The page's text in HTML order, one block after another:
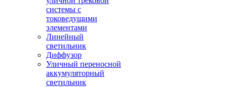
системы с
токоведущими
элементами
Линейный
светильник
Диффузор
Уличный переносной
аккумуляторный
светильник